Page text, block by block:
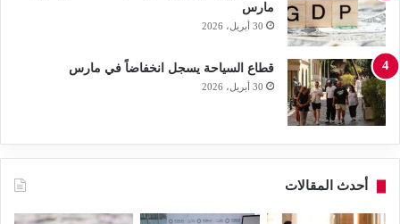
مارس
30 أبريل، 2026
قطاع السياحة يسجل انخفاضاً في مارس
30 أبريل، 2026
أحدث المقالات